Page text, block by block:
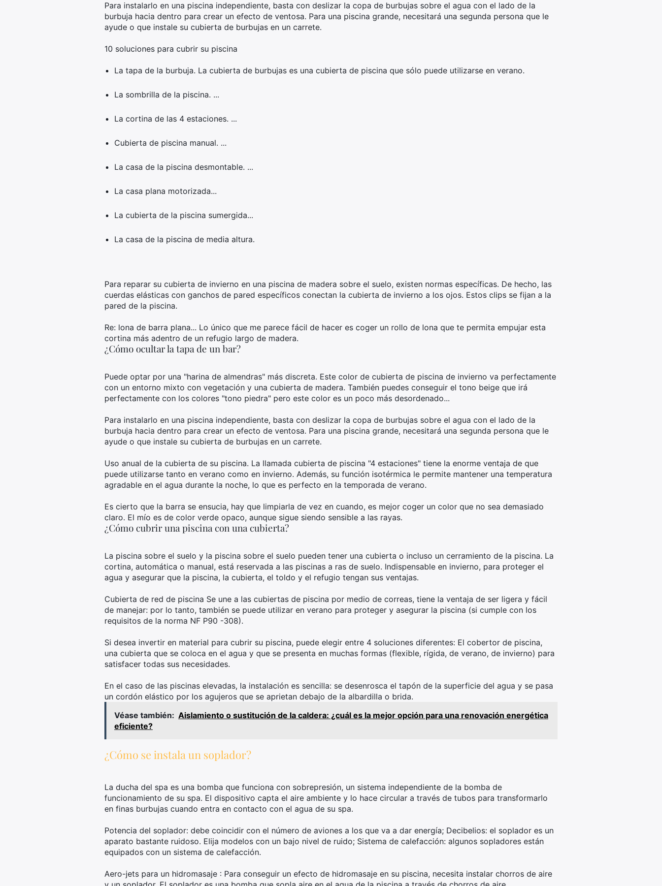
Para instalarlo en una piscina independiente, basta con deslizar la copa de burbujas sobre el agua con el lado de la
burbuja hacia dentro para crear un efecto de ventosa. Para una piscina grande, necesitará una segunda persona que le
ayude o que instale su cubierta de burbujas en un carrete.
10 soluciones para cubrir su piscina
La tapa de la burbuja. La cubierta de burbujas es una cubierta de piscina que sólo puede utilizarse en verano.
La sombrilla de la piscina. ...
La cortina de las 4 estaciones. ...
Cubierta de piscina manual. ...
La casa de la piscina desmontable. ...
La casa plana motorizada...
La cubierta de la piscina sumergida...
La casa de la piscina de media altura.
Para reparar su cubierta de invierno en una piscina de madera sobre el suelo, existen normas específicas. De hecho, las
cuerdas elásticas con ganchos de pared específicos conectan la cubierta de invierno a los ojos. Estos clips se fijan a la
pared de la piscina.
Re: lona de barra plana... Lo único que me parece fácil de hacer es coger un rollo de lona que te permita empujar esta
cortina más adentro de un refugio largo de madera.
¿Cómo ocultar la tapa de un bar?
Puede optar por una "harina de almendras" más discreta. Este color de cubierta de piscina de invierno va perfectamente
con un entorno mixto con vegetación y una cubierta de madera. También puedes conseguir el tono beige que irá
perfectamente con los colores "tono piedra" pero este color es un poco más desordenado...
Para instalarlo en una piscina independiente, basta con deslizar la copa de burbujas sobre el agua con el lado de la
burbuja hacia dentro para crear un efecto de ventosa. Para una piscina grande, necesitará una segunda persona que le
ayude o que instale su cubierta de burbujas en un carrete.
Uso anual de la cubierta de su piscina. La llamada cubierta de piscina "4 estaciones" tiene la enorme ventaja de que
puede utilizarse tanto en verano como en invierno. Además, su función isotérmica le permite mantener una temperatura
agradable en el agua durante la noche, lo que es perfecto en la temporada de verano.
Es cierto que la barra se ensucia, hay que limpiarla de vez en cuando, es mejor coger un color que no sea demasiado
claro. El mío es de color verde opaco, aunque sigue siendo sensible a las rayas.
¿Cómo cubrir una piscina con una cubierta?
La piscina sobre el suelo y la piscina sobre el suelo pueden tener una cubierta o incluso un cerramiento de la piscina. La
cortina, automática o manual, está reservada a las piscinas a ras de suelo. Indispensable en invierno, para proteger el
agua y asegurar que la piscina, la cubierta, el toldo y el refugio tengan sus ventajas.
Cubierta de red de piscina Se une a las cubiertas de piscina por medio de correas, tiene la ventaja de ser ligera y fácil
de manejar: por lo tanto, también se puede utilizar en verano para proteger y asegurar la piscina (si cumple con los
requisitos de la norma NF P90 -308).
Si desea invertir en material para cubrir su piscina, puede elegir entre 4 soluciones diferentes: El cobertor de piscina,
una cubierta que se coloca en el agua y que se presenta en muchas formas (flexible, rígida, de verano, de invierno) para
satisfacer todas sus necesidades.
En el caso de las piscinas elevadas, la instalación es sencilla: se desenrosca el tapón de la superficie del agua y se pasa
un cordón elástico por los agujeros que se aprietan debajo de la albardilla o brida.
Véase también: Aislamiento o sustitución de la caldera: ¿cuál es la mejor opción para una renovación energética
eficiente?
¿Cómo se instala un soplador?
La ducha del spa es una bomba que funciona con sobrepresión, un sistema independiente de la bomba de
funcionamiento de su spa. El dispositivo capta el aire ambiente y lo hace circular a través de tubos para transformarlo
en finas burbujas cuando entra en contacto con el agua de su spa.
Potencia del soplador: debe coincidir con el número de aviones a los que va a dar energía; Decibelios: el soplador es un
aparato bastante ruidoso. Elija modelos con un bajo nivel de ruido; Sistema de calefacción: algunos sopladores están
equipados con un sistema de calefacción.
Aero-jets para un hidromasaje : Para conseguir un efecto de hidromasaje en su piscina, necesita instalar chorros de aire